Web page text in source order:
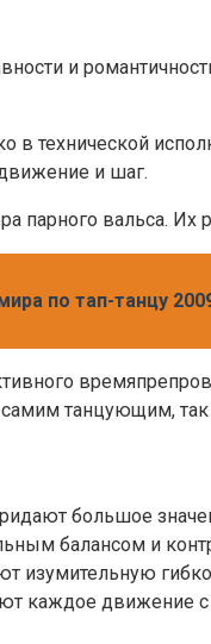
и
в технической
и шаг.
парного вальса.
по тап-танцу
танцующим, так
большое
балансом и
изумительную
каждое движение